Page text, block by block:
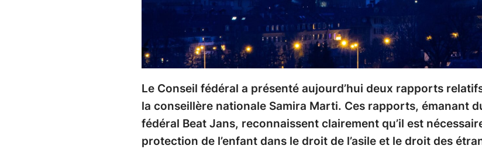
Le Conseil fédéral a présenté aujourd’hui deux rapports
la conseillère nationale Samira Marti. Ces rapports, émanant
fédéral Beat Jans, reconnaissent clairement qu’il est
protection de l’enfant dans le droit de l’asile et le droit des